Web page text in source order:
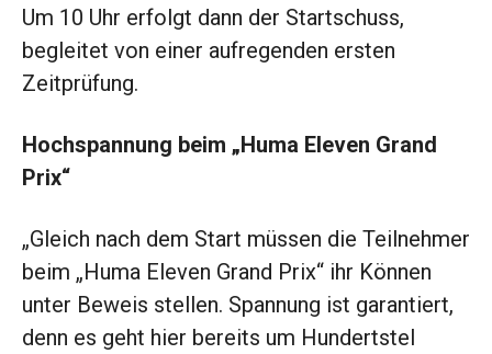
Um 10 Uhr erfolgt dann der Startschuss,
begleitet von einer aufregenden ersten
Zeitprüfung.
Hochspannung beim „Huma Eleven Grand
Prix“
„Gleich nach dem Start müssen die Teilnehmer
beim „Huma Eleven Grand Prix“ ihr Können
unter Beweis stellen. Spannung ist garantiert,
denn es geht hier bereits um Hundertstel